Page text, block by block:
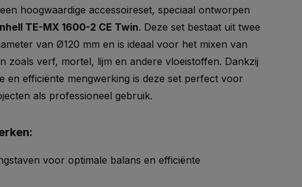
hoogwaardige accessoireset, speciaal ontworpen
TE-MX 1600-2 CE Twin. Deze set bestaat uit twee
van Ø120 mm en is ideaal voor het mixen van
zoals verf, mortel, lijm en andere vloeistoffen. Dankzij
en efficiënte mengwerking is deze set perfect voor
als professioneel gebruik.
voor optimale balans en efficiënte